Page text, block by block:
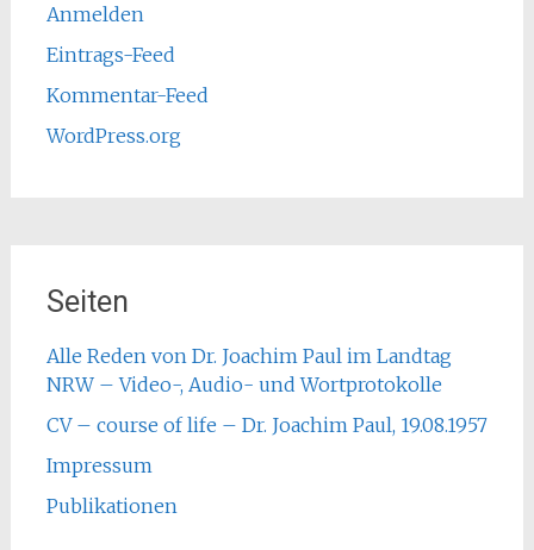
Anmelden
Eintrags-Feed
Kommentar-Feed
WordPress.org
Seiten
Alle Reden von Dr. Joachim Paul im Landtag
NRW – Video-, Audio- und Wortprotokolle
CV – course of life – Dr. Joachim Paul, 19.08.1957
Impressum
Publikationen